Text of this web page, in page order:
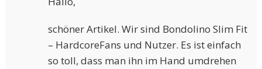
schöner Artikel. Wir sind Bondolino Slim Fit
– HardcoreFans und Nutzer. Es ist einfach
so toll, dass man ihn im Hand umdrehen